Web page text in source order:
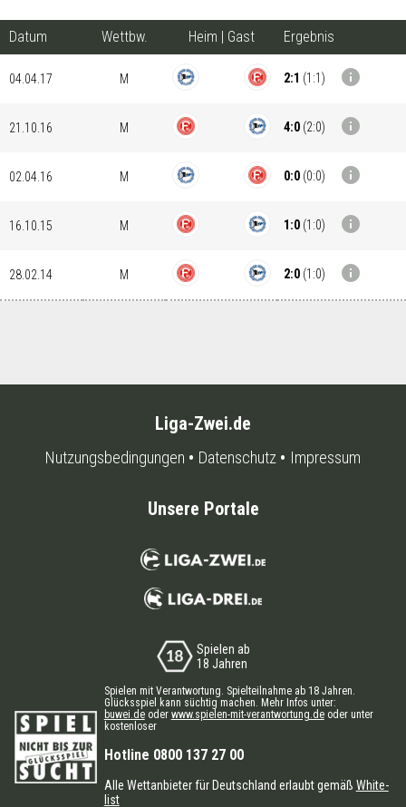
Datum Wettbw. Heim | Gast Ergebnis
04.04.17 M 2:1 (1:1 ) info
21.10.16 M 4:0 (2:0) info
02.04.16 M 0:0 (0:0) info
16.10.15 M 1:0 (1:0) info
28.02.14 M 2:0 (1:0) info
Liga-Zwei.de
Nutzungsbedingungen Datenschutz Impressum
Unsere Portale
Spielen ab
18 Jahren
Spielen mit Verantwortung. Spielteilnahme ab 18 Jahren.
Glücksspiel kann süchtig machen. Mehr Infos unter:
buwei.deoder www.spielen-mit-verantwortung.deoder unter
kostenloser
Hotline 0800 137 27 00
Alle Wettanbieter für Deutschland erlaubt gemäß White-
list